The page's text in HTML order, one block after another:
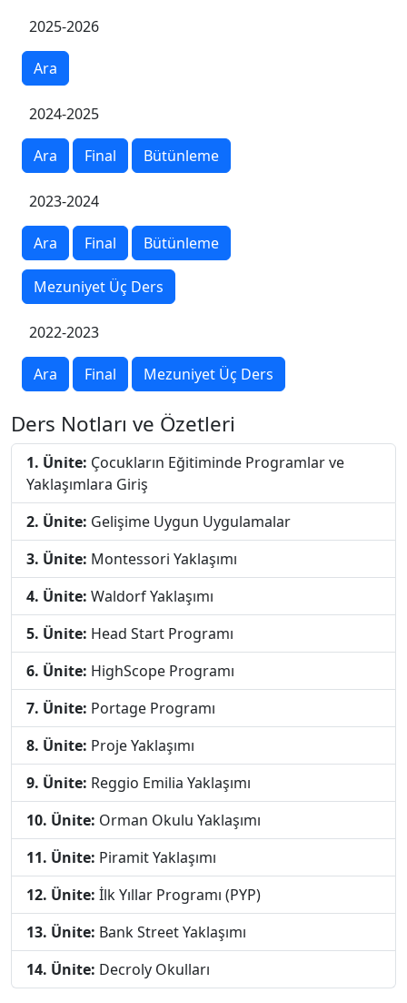
2025-2026
Ara
2024-2025
Ara Final Bütünleme
2023-2024
Ara Final Bütünleme
Mezuniyet Üç Ders
2022-2023
Ara Final Mezuniyet Üç Ders
Ders Notları ve Özetleri
1. Ünite: Çocukların Eğitiminde Programlar ve
Yaklaşımlara Giriş
2. Ünite: Gelişime Uygun Uygulamalar
3. Ünite: Montessori Yaklaşımı
4. Ünite: Waldorf Yaklaşımı
5. Ünite: Head Start Programı
6. Ünite: HighScope Programı
7. Ünite: Portage Programı
8. Ünite: Proje Yaklaşımı
9. Ünite: Reggio Emilia Yaklaşımı
10. Ünite: Orman Okulu Yaklaşımı
11. Ünite: Piramit Yaklaşımı
12. Ünite: İlk Yıllar Programı (PYP)
13. Ünite: Bank Street Yaklaşımı
14. Ünite: Decroly Okulları